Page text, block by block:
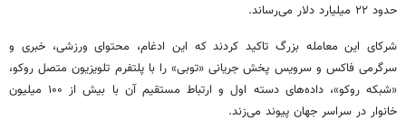
حدود ۲۲ میلیارد دلار می‌رساند.
شرکای این معامله بزرگ تاکید کردند که این ادغام، محتوای ورزشی، خبری و
سرگرمی فاکس و سرویس پخش جریانی «توبی» را با پلتفرم تلویزیون متصل روکو،
«شبکه روکو»، داده‌های دسته اول و ارتباط مستقیم آن با بیش از ۱۰۰ میلیون
خانوار در سراسر جهان پیوند می‌زند.